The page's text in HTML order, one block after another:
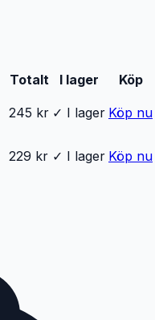
Totalt I lager
Köp
245 kr ✓ I lager Köp nu
229 kr ✓ I lager Köp nu